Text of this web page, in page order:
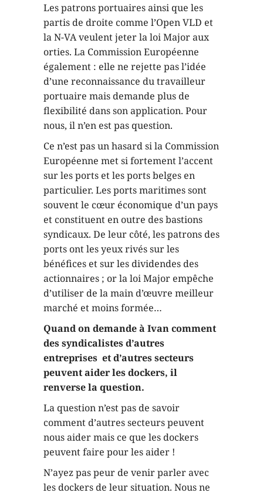
Les patrons portuaires ainsi que les
partis de droite comme l’Open VLD et
la N-VA veulent jeter la loi Major aux
orties. La Commission Européenne
également : elle ne rejette pas l’idée
d’une reconnaissance du travailleur
portuaire mais demande plus de
flexibilité dans son application. Pour
nous, il n’en est pas question.
Ce n’est pas un hasard si la Commission
Européenne met si fortement l’accent
sur les ports et les ports belges en
particulier. Les ports maritimes sont
souvent le cœur économique d’un pays
et constituent en outre des bastions
syndicaux. De leur côté, les patrons des
ports ont les yeux rivés sur les
bénéfices et sur les dividendes des
actionnaires ; or la loi Major empêche
d’utiliser de la main d’œuvre meilleur
marché et moins formée…
Quand on demande à Ivan comment
des syndicalistes d’autres
entreprises et d’autres secteurs
peuvent aider les dockers, il
renverse la question.
La question n’est pas de savoir
comment d’autres secteurs peuvent
nous aider mais ce que les dockers
peuvent faire pour les aider !
N’ayez pas peur de venir parler avec
les dockers de leur situation. Nous ne